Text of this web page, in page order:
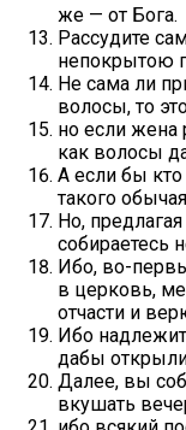
же — от Бога.
Рассудите
непокрытою
Не сама ли
волосы, то
но если жена
как волосы
А если бы
такого
Но,
собираетесь
Ибо, во-
в церковь,
отчасти и
Ибо
дабы
Далее, вы
вкушать